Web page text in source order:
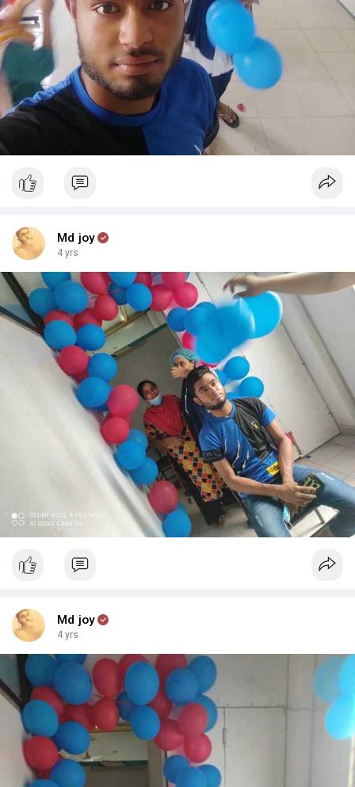
Md joy
4 yrs
Md joy
4 yrs